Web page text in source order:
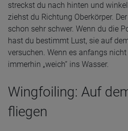
streckst du nach hinten und
ziehst du Richtung Oberkörper.
schon sehr schwer. Wenn du die
hast du bestimmt Lust, sie auf
versuchen. Wenn es anfangs
immerhin „weich“ ins Wasser.
Wingfoiling: Auf
fliegen